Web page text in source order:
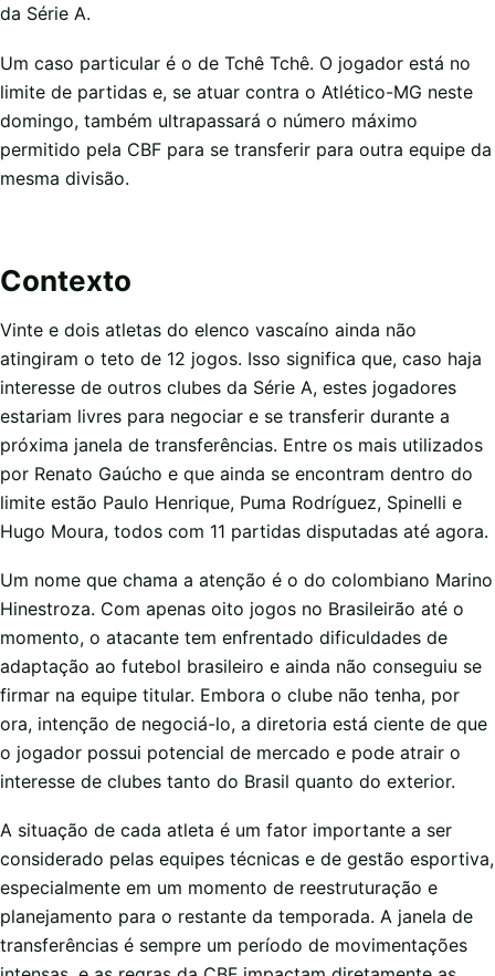
da Série A.
Um caso particular é o de Tchê Tchê. O jogador está no
limite de partidas e, se atuar contra o Atlético-MG neste
domingo, também ultrapassará o número máximo
permitido pela CBF para se transferir para outra equipe da
mesma divisão.
Contexto
Vinte e dois atletas do elenco vascaíno ainda não
atingiram o teto de 12 jogos. Isso significa que, caso haja
interesse de outros clubes da Série A, estes jogadores
estariam livres para negociar e se transferir durante a
próxima janela de transferências. Entre os mais utilizados
por Renato Gaúcho e que ainda se encontram dentro do
limite estão Paulo Henrique, Puma Rodríguez, Spinelli e
Hugo Moura, todos com 11 partidas disputadas até agora.
Um nome que chama a atenção é o do colombiano Marino
Hinestroza. Com apenas oito jogos no Brasileirão até o
momento, o atacante tem enfrentado dificuldades de
adaptação ao futebol brasileiro e ainda não conseguiu se
firmar na equipe titular. Embora o clube não tenha, por
ora, intenção de negociá-lo, a diretoria está ciente de que
o jogador possui potencial de mercado e pode atrair o
interesse de clubes tanto do Brasil quanto do exterior.
A situação de cada atleta é um fator importante a ser
considerado pelas equipes técnicas e de gestão esportiva,
especialmente em um momento de reestruturação e
planejamento para o restante da temporada. A janela de
transferências é sempre um período de movimentações